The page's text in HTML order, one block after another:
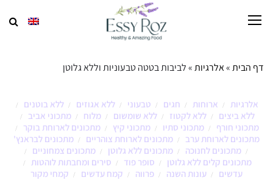
דף הבית»אלרגיות»לביבות בטטה טבעוניות וללא גלוטן
אלרגיות / ארוחות / חגים / טבעוני / ללא אגוזים / ללא בוטנים /
ללא ביצים / ללא לקטוז / ללא שומשום / מלוח / מתכוני אביב /
מתכוני חורף / מתכוני סתיו / מתכוני קיץ / מתכונים לארוחת בוקר /
מתכונים לארוחת ערב / מתכונים לארוחת צוהריים / מתכונים לבראנץ'
/ מתכונים לחנוכה / מתכונים ללא גלוטן / מתכונים צמחוניים /
מתכונים קלים ללא גלוטן / סופר פוד / סירים ומחבתות לוהטות /
עדשים / עונות השנה / פרווה / קמח עדשים / קמחי מקור